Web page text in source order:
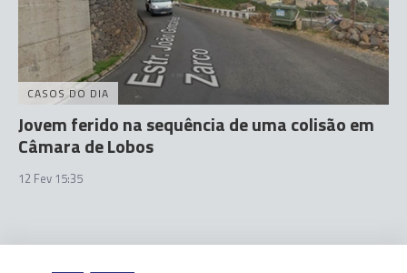
CASOS DO DIA
Jovem ferido na sequência de uma colisão em
Câmara de Lobos
12 Fev 15:35